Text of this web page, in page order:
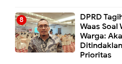
DPRD
Waas Soal
Warga:
Prioritas